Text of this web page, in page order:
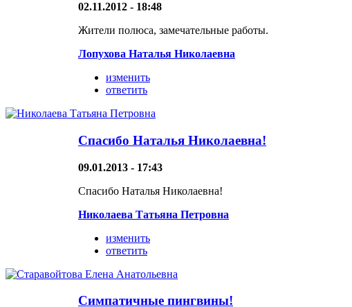
02.11.2012 - 18:48
Жители полюса, замечательные работы.
Лопухова Наталья Николаевна
изменить
ответить
Спасибо Наталья Николаевна!
09.01.2013 - 17:43
Спасибо Наталья Николаевна!
Николаева Татьяна Петровна
изменить
ответить
Симпатичные пингвины!